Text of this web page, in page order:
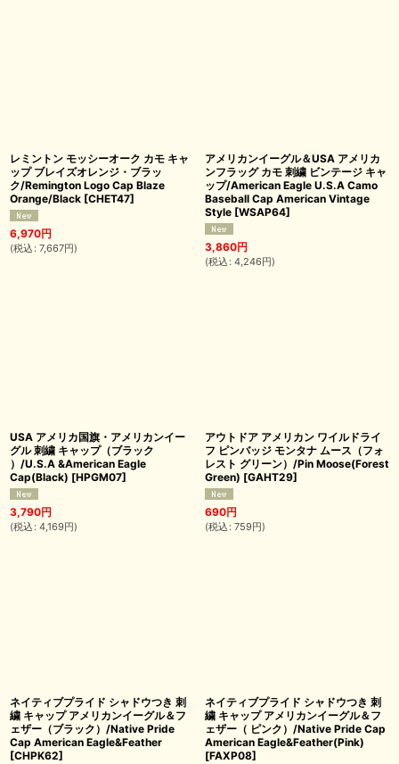
レミントン モッシーオーク カモ キャ
ップ ブレイズオレンジ・ブラッ
ク/Remington Logo Cap Blaze
Orange/Black [CHET47]
6,970円
(税込 : 7,667円)
アメリカンイーグル＆USA アメリカ
ンフラッグ カモ 刺繍 ビンテージ キャ
ップ/American Eagle U.S.A Camo
Baseball Cap American Vintage
Style [WSAP64]
3,860円
(税込 : 4,246円)
USA アメリカ国旗・アメリカンイー
グル 刺繍 キャップ（ブラック
）/U.S.A &American Eagle
Cap(Black) [HPGM07]
3,790円
(税込 : 4,169円)
アウトドア アメリカン ワイルドライ
フ ピンバッジ モンタナ ムース（フォ
レスト グリーン）/Pin Moose(Forest
Green) [GAHT29]
690円
(税込 : 759円)
ネイティブプライド シャドウつき 刺
繍 キャップ アメリカンイーグル＆フ
ェザー（ブラック）/Native Pride
Cap American Eagle&Feather
[CHPK62]
ネイティブプライド シャドウつき 刺
繍 キャップ アメリカンイーグル＆フ
ェザー（ ピンク）/Native Pride Cap
American Eagle&Feather(Pink)
[FAXP08]